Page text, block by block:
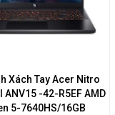
Xách Tay Acer Nitro
ANV15 -42-R5EF AMD
5-7640HS/16GB